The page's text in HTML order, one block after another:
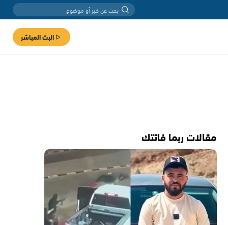
البث المباشر
مقالات ربما فاتتك